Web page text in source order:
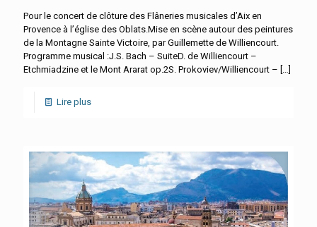
Pour le concert de clôture des Flâneries musicales d’Aix en
Provence à l’église des Oblats.Mise en scène autour des peintures
de la Montagne Sainte Victoire, par Guillemette de Williencourt.
Programme musical :J.S. Bach – SuiteD. de Williencourt –
Etchmiadzine et le Mont Ararat op.2S. Prokoviev/Williencourt – […]
Lire plus